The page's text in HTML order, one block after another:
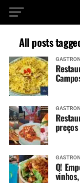
All posts
Q!